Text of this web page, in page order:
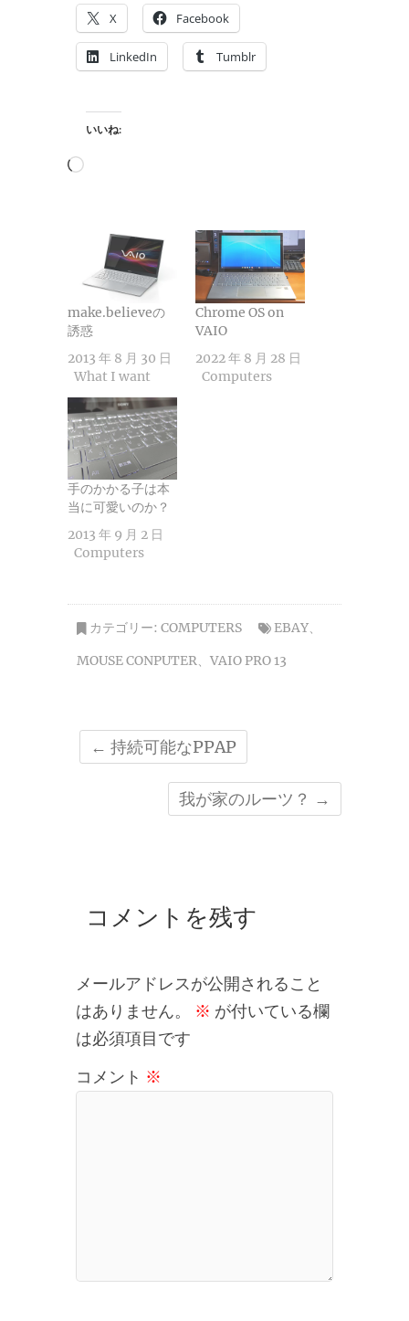
X Facebook
LinkedIn Tumblr
いいね:
読
make.believeの
誘惑
2013 年 8 月 30 日
What I want
Chrome OS on
VAIO
2022 年 8 月 28 日
Computers
手のかかる子は本
当に可愛いのか？
2013 年 9 月 2 日
Computers
カテゴリー: COMPUTERS EBAY
MOUSE CONPUTER
VAIO PRO 13
← 持続可能なPPAP
我が家のルーツ？ →
コメントを残す
メールアドレスが公開されること
はありません。
※ が付いている欄
は必須項目です
コメント ※